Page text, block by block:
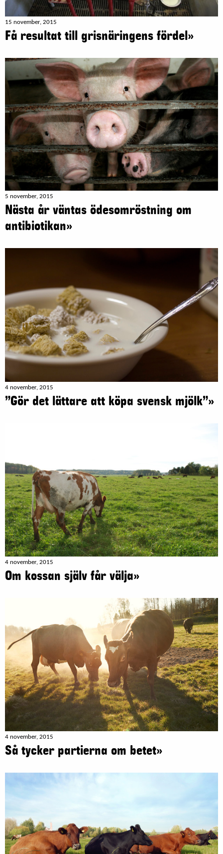
15 november, 2015
Få resultat till grisnäringens fördel»
5 november, 2015
Nästa år väntas ödesomröstning om
antibiotikan»
4 november, 2015
”Gör det lättare att köpa svensk mjölk”»
4 november, 2015
Om kossan själv får välja»
4 november, 2015
Så tycker partierna om betet»